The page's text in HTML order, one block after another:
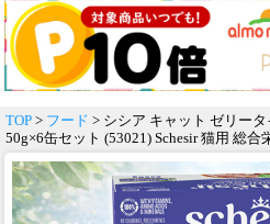
TOP > フード > シシア キャット ゼリー
50g×6缶セット (53021) Schesir 猫用 総合